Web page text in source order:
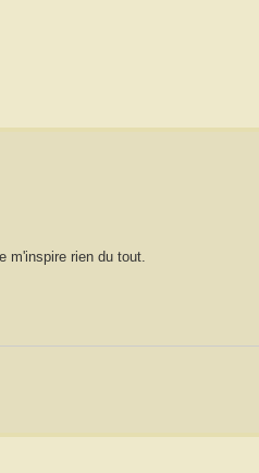
m'inspire rien du tout.